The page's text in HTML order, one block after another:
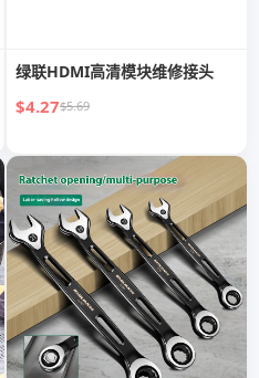
绿联HDMI高清模块维修接头
$4.27$5.69